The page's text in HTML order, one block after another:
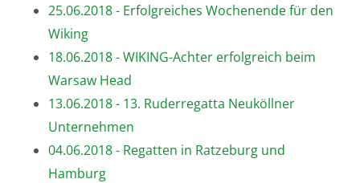
25.06.2018 - Erfolgreiches Wochenende für den
Wiking
18.06.2018 - WIKING-Achter erfolgreich beim
Warsaw Head
13.06.2018 - 13. Ruderregatta Neuköllner
Unternehmen
04.06.2018 - Regatten in Ratzeburg und
Hamburg